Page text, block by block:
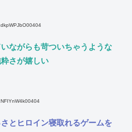
ながらも苛ついちゃうような
さが嬉しい
とヒロイン寝取れるゲームを